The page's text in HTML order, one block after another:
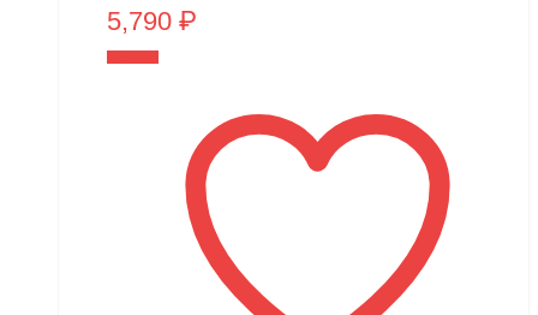
5,790 ₽